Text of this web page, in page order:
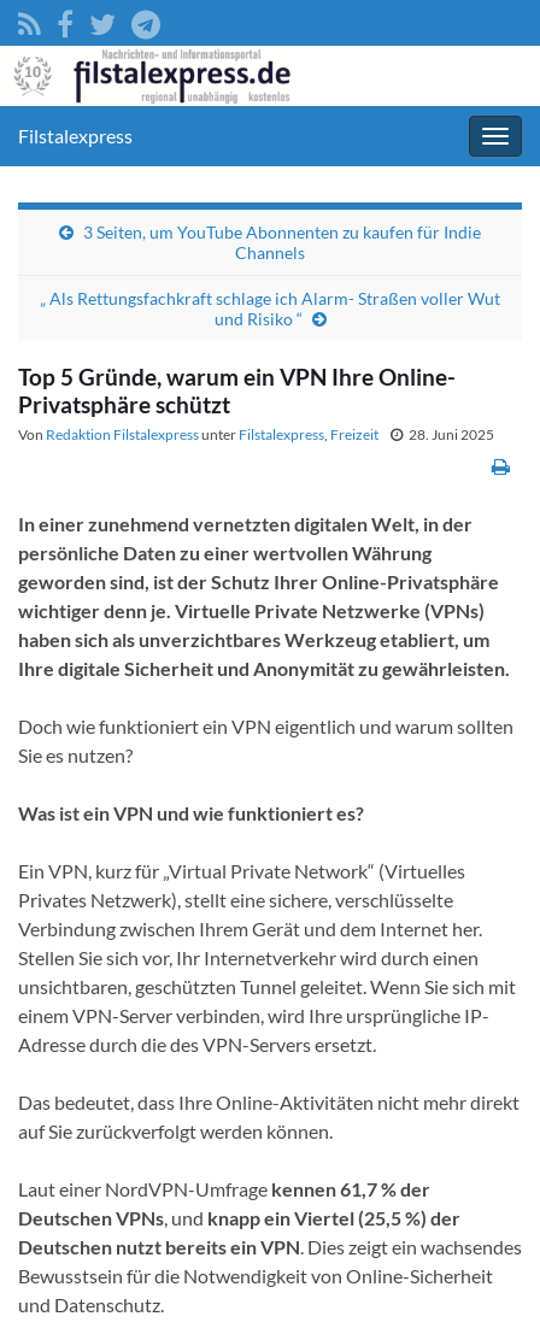
Filstalexpress
3 Seiten, um YouTube Abonnenten zu kaufen für Indie
Channels
„ Als Rettungsfachkraft schlage ich Alarm- Straßen voller Wut
und Risiko “
Top 5 Gründe, warum ein VPN Ihre Online-
Privatsphäre schützt
Von Redaktion Filstalexpressunter Filstalexpress, Freizeit 28. Juni 2025
In einer zunehmend vernetzten digitalen Welt, in der
persönliche Daten zu einer wertvollen Währung
geworden sind, ist der Schutz Ihrer Online-Privatsphäre
wichtiger denn je. Virtuelle Private Netzwerke (VPNs)
haben sich als unverzichtbares Werkzeug etabliert, um
Ihre digitale Sicherheit und Anonymität zu gewährleisten.
Doch wie funktioniert ein VPN eigentlich und warum sollten
Sie es nutzen?
Was ist ein VPN und wie funktioniert es?
Ein VPN, kurz für „Virtual Private Network“ (Virtuelles
Privates Netzwerk), stellt eine sichere, verschlüsselte
Verbindung zwischen Ihrem Gerät und dem Internet her.
Stellen Sie sich vor, Ihr Internetverkehr wird durch einen
unsichtbaren, geschützten Tunnel geleitet. Wenn Sie sich mit
einem VPN-Server verbinden, wird Ihre ursprüngliche IP-
Adresse durch die des VPN-Servers ersetzt.
Das bedeutet, dass Ihre Online-Aktivitäten nicht mehr direkt
auf Sie zurückverfolgt werden können.
Laut einer NordVPN-Umfrage kennen 61,7 % der
Deutschen VPNs, und knapp ein Viertel (25,5 %) der
Deutschen nutzt bereits ein VPN. Dies zeigt ein wachsendes
Bewusstsein für die Notwendigkeit von Online-Sicherheit
und Datenschutz.